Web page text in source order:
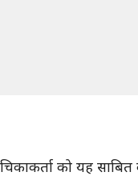
को यह